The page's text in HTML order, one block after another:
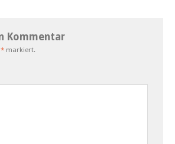
Kommentar
* markiert.